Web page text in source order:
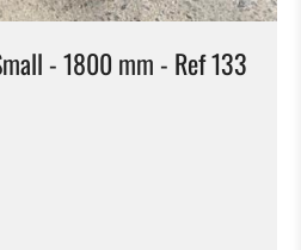
- 1800 mm - Ref 133